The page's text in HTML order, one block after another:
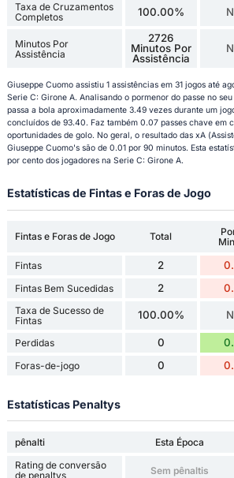
Taxa de Cruzamentos
Completos
100.00%
Minutos Por
Assistência
2726
Minutos Por
Assistência
Giuseppe Cuomo assistiu 1 assistências em 31 jogos até
Serie C: Girone A. Analisando o pormenor do passe no
passa a bola aproximadamente 3.49 vezes durante um
concluídos de 93.40. Faz também 0.07 passes chave em
oportunidades de golo. No geral, o resultado das xA
Giuseppe Cuomo's são de 0.01 por 90 minutos. Esta
por cento dos jogadores na Serie C: Girone A.
Estatísticas de Fintas e Foras de Jogo
Fintas e Foras de Jogo Total
Fintas 2
Fintas Bem Sucedidas 2
Taxa de Sucesso de
Fintas
100.00%
Perdidas 0
Foras-de-jogo 0
Estatísticas Penaltys
pênalti Esta Época
Rating de conversão
de penaltys
Sem pênaltis